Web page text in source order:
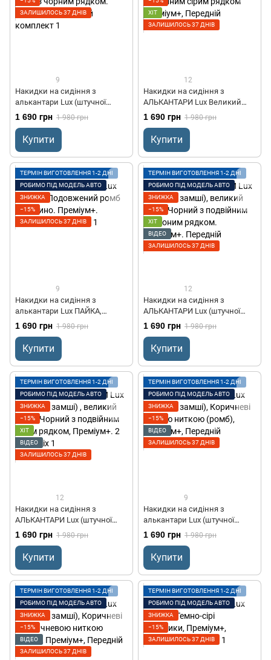
ЗАЛИШИЛОСЬ 37 ДНІВ
9
Накидки на сидіння з
алькантари Lux (штучної
замші), Бордовий ромб з
чорним рядком. Преміум+.
Передній комплект
1 690 грн 1 980 грн
Купити
ХІТ
ЗАЛИШИЛОСЬ 37 ДНІВ
12
Накидки на сидіння з
АЛЬКАНТАРИ Lux Великий
ромб Темно-сірий з
подвійним сірим рядком
Преміум+, Передній комплект
1 690 грн 1 980 грн
Купити
ТЕРМІН ВИГОТОВЛЕННЯ 1-2 ДНІ
РОБИМО ПІД МОДЕЛЬ АВТО
ЗНИЖКА
−15%
ЗАЛИШИЛОСЬ 37 ДНІВ
9
Накидки на сидіння з
алькантари Lux ПАЙКА,
Подовжений ромб капучино.
Преміум+. Передній комплект
1 690 грн 1 980 грн
Купити
ТЕРМІН ВИГОТОВЛЕННЯ 1-2 ДНІ
РОБИМО ПІД МОДЕЛЬ АВТО
ЗНИЖКА
−15%
ХІТ
ВІДЕО
ЗАЛИШИЛОСЬ 37 ДНІВ
12
Накидки на сидіння з
АЛЬКАНТАРИ Lux (штучної
замші), великий ромб,
Чорний з подвійним
червоним рядком. Преміум+.
Передній комплект
1 690 грн 1 980 грн
Купити
ТЕРМІН ВИГОТОВЛЕННЯ 1-2 ДНІ
РОБИМО ПІД МОДЕЛЬ АВТО
ЗНИЖКА
−15%
ХІТ
ВІДЕО
ЗАЛИШИЛОСЬ 37 ДНІВ
12
Накидки на сидіння з
АЛЬКАНТАРИ Lux (штучної
замші) , великий ромб,
Чорний з подвійним синім
рядком, Преміум+. 2 передніх
1 690 грн 1 980 грн
Купити
ТЕРМІН ВИГОТОВЛЕННЯ 1-2 ДНІ
РОБИМО ПІД МОДЕЛЬ АВТО
ЗНИЖКА
−15%
ВІДЕО
ЗАЛИШИЛОСЬ 37 ДНІВ
9
Накидки на сидіння з
алькантари Lux (штучної
замші), Коричневі з білою
ниткою (ромб), Преміум+,
Передній комплект
1 690 грн 1 980 грн
Купити
ТЕРМІН ВИГОТОВЛЕННЯ 1-2 ДНІ
РОБИМО ПІД МОДЕЛЬ АВТО
ЗНИЖКА
−15%
ВІДЕО
ЗАЛИШИЛОСЬ 37 ДНІВ
ТЕРМІН ВИГОТОВЛЕННЯ 1-2 ДНІ
РОБИМО ПІД МОДЕЛЬ АВТО
ЗНИЖКА
−15%
ЗАЛИШИЛОСЬ 37 ДНІВ